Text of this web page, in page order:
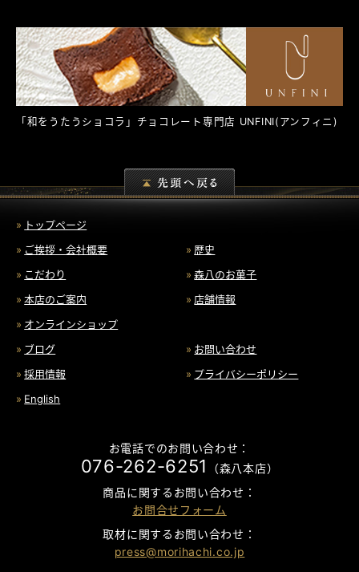
「和をうたうショコラ」チョコレート専門店 UNFINI(アンフィニ)
トップページ
ご挨拶・会社概要
歴史
こだわり
森八のお菓子
本店のご案内
店舗情報
オンラインショップ
ブログ
お問い合わせ
採用情報
プライバシーポリシー
English
お電話でのお問い合わせ：
076-262-6251
（森八本店）
商品に関するお問い合わせ：
お問合せフォーム
取材に関するお問い合わせ：
press@morihachi.co.jp